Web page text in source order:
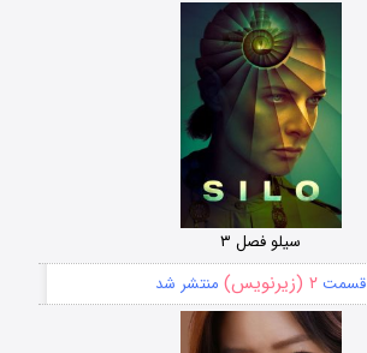
سیلو فصل ۳
قسمت ۲ (زیرنویس) منتشر شد